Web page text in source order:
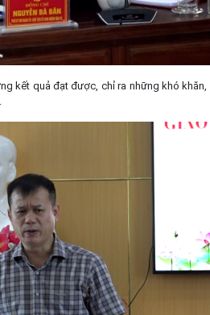
kết quả đạt được, chỉ ra những khó